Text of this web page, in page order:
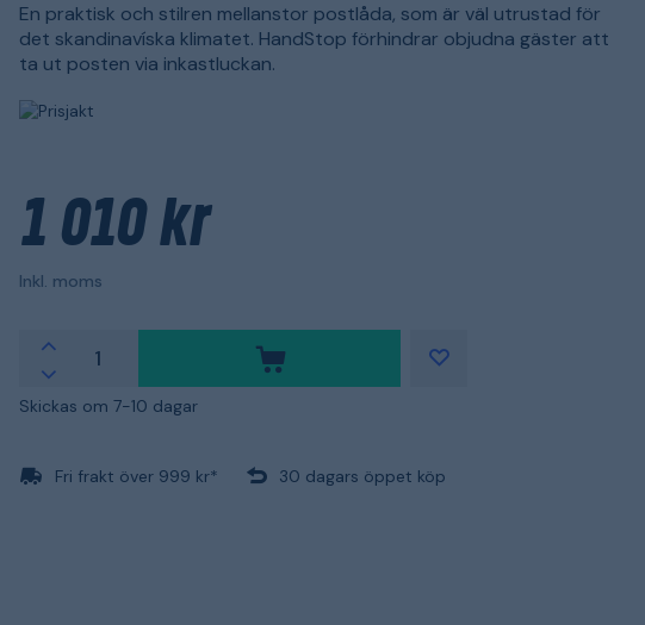
En praktisk och stilren mellanstor postlåda, som är väl utrustad för
det skandinavíska klimatet. HandStop förhindrar objudna gäster att
ta ut posten via inkastluckan.
1 010 kr
Inkl. moms
Skickas om 7-10 dagar
Fri frakt över 999 kr* 30 dagars öppet köp